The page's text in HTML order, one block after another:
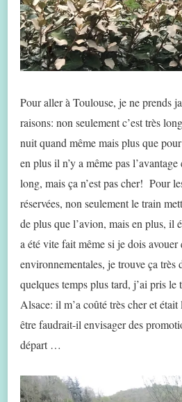
Pour aller à Toulouse, je ne prends
raisons: non seulement c’est très
nuit quand même mais plus que
en plus il n’y a même pas
long, mais ça n’est pas cher! Pour
réservées, non seulement le train
de plus que l’avion, mais en plus, il
a été vite fait même si je dois avouer
environnementales, je trouve ça très
quelques temps plus tard, j’ai pris
Alsace: il m’a coûté très cher et
être faudrait-il envisager des
départ …